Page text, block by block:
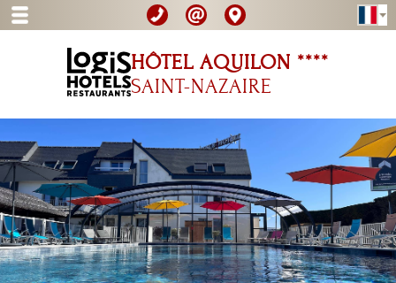
HÔTEL AQUILON ****
SAINT-NAZAIRE